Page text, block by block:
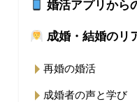
婚活アプリから
成婚・結婚のリ
再婚の婚活
成婚者の声と学び